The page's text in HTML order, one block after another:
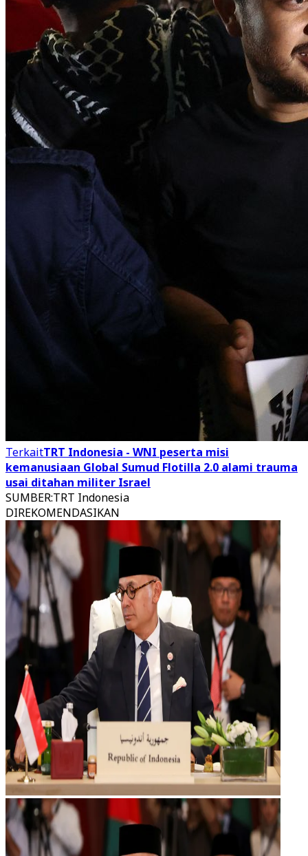
TerkaitTRT Indonesia - WNI peserta misi
kemanusiaan Global Sumud Flotilla 2.0 alami trauma
usai ditahan militer Israel
SUMBER:TRT Indonesia
DIREKOMENDASIKAN